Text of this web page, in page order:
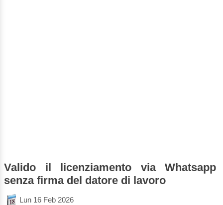
Valido il licenziamento via Whatsapp
senza firma del datore di lavoro
Lun 16 Feb 2026